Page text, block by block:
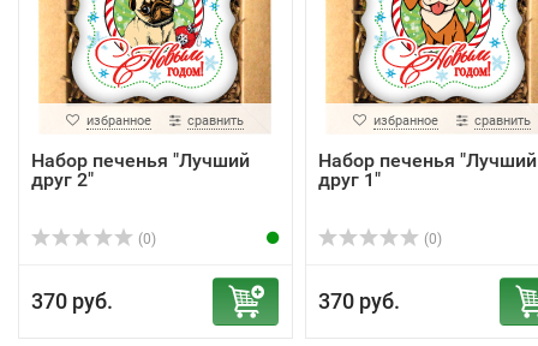
избранное сравнить
Набор печенья "Лучший
друг 2"
(0)
370 руб.
избранное сравнить
Набор печенья "Лучший
друг 1"
(0)
370 руб.